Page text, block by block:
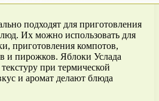
подходят для приготовления
Их можно использовать для
приготовления компотов,
и пирожков. Яблоки Услада
при термической
и аромат делают блюда